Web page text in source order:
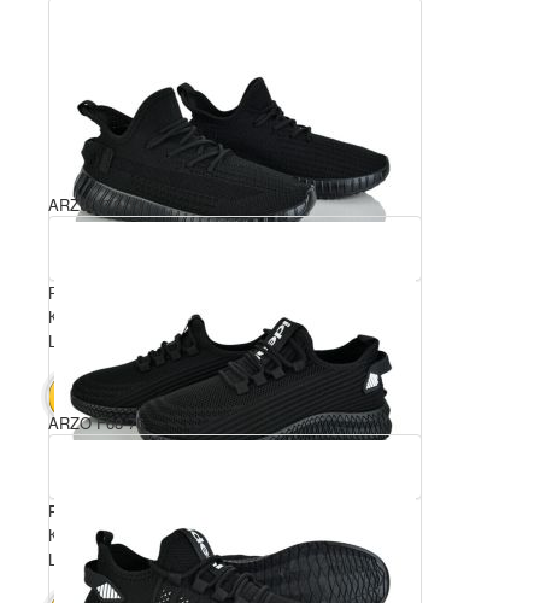
Розмірний ряд: 36-41
Комплектація ящика: 8
Ціна за пару: 400 грн.
В КОШИК 3200 грн.
ARZO 779-13
Розмірний ряд: 36-41
Комплектація ящика: 8
Ціна за пару: 400 грн.
ARZO F68-76